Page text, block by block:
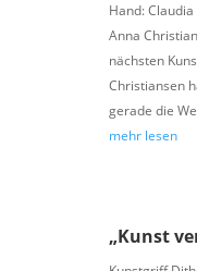
Hand:
Anna
nächsten
Christiansen
gerade die
mehr lesen
„Kunst